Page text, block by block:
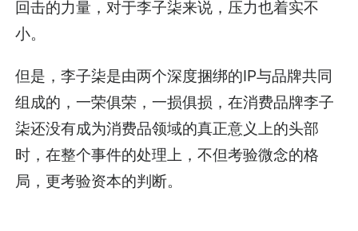
回击的力量，对于李子柒来说，压力也着实不
小。
但是，李子柒是由两个深度捆绑的IP与品牌共同
组成的，一荣俱荣，一损俱损，在消费品牌李子
柒还没有成为消费品领域的真正意义上的头部
时，在整个事件的处理上，不但考验微念的格
局，更考验资本的判断。